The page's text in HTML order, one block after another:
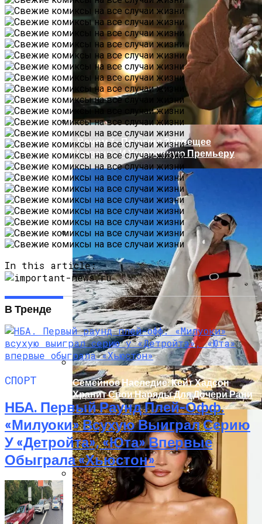
Под Киевом Мотоцикл Влетел В
Легковушку: Двое Погибших
Прокурор Хмельницкой Области Умер
От Осложнений Коронавируса
В Египте Госпитализировали 5-
Летнюю Украинку С Признаками
Изнасилования: Мать Отрицает
«Веном 3» Получил Зловещее
Название И Ускоренную Премьеру
Семейное Наследие: Кейт Хадсон
Хранит Свои Наряды Для Дочери Рани
In this article:
В Тренде
СПОРТ
НБА. Первый Раунд Плей-Офф.
«Милуоки» Всухую Выиграл Серию
У «Детройта», «Юта» Впервые
Обыграла «Хьюстон»